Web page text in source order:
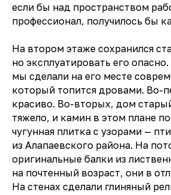
если бы над пространством
профессионал, получилось бы
На втором этаже сохранился
но эксплуатировать его
мы сделали на его месте
который топится дровами. Во-
красиво. Во-вторых, дом
тяжело, и камин в этом плане
чугунная плитка с узорами —
из Алапаевского района. На
оригинальные балки из
на почтенный возраст, они в
На стенах сделали глиняный